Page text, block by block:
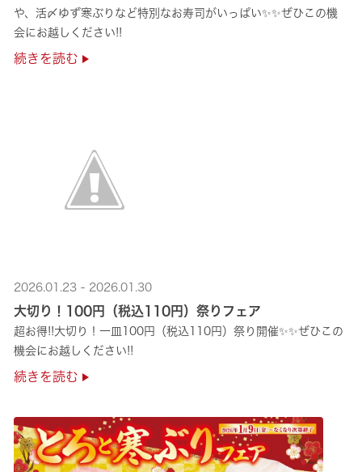
や、活〆ゆず寒ぶりなど特別なお寿司がいっぱい✨✨ぜひこの機
会にお越しください!!
続きを読む
2026.01.23 - 2026.01.30
大切り！100円（税込110円）祭りフェア
超お得!!大切り！一皿100円（税込110円）祭り開催✨✨ぜひこの
機会にお越しください!!
続きを読む